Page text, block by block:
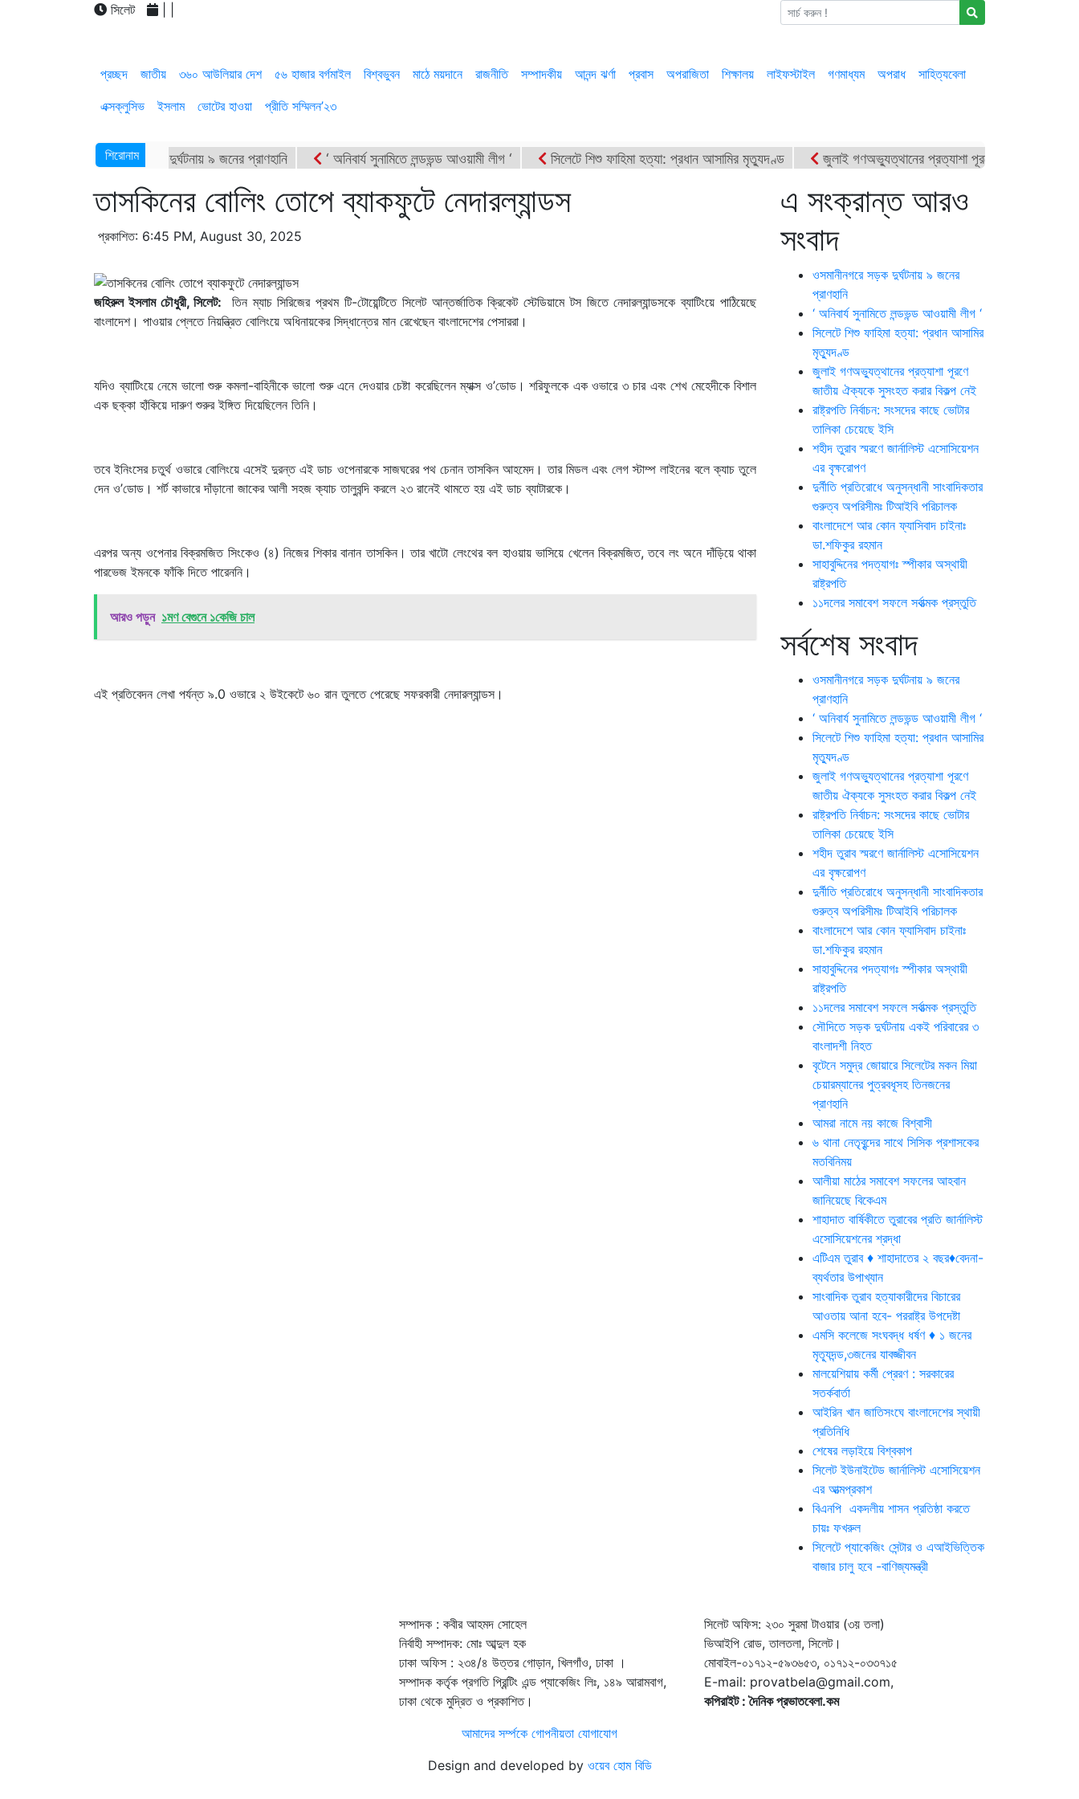
সিলেট
প্রচ্ছদ জাতীয় ৩৬০ আউলিয়ার দেশ ৫৬ হাজার বর্গমাইল বিশ্বভুবন মাঠে ময়দানে রাজনীতি সম্পাদকীয় আনন্দ ঝর্ণা প্রবাস অপরাজিতা শিক্ষালয় লাইফস্টাইল গণমাধ্যম অপরাধ
সাহিত্যবেলা
এক্সক্লুসিভ
ইসলাম ভোটের হাওয়া প্রীতি সম্মিলন’২৩
শিরোনাম
ওসমানীনগরে সড়ক দুর্ঘটনায় ৯ জনের প্রাণহানি ‘ অনিবার্য সুনামিতে লন্ডভন্ড আওয়ামী লীগ ‘ সিলেটে শিশু ফাহিমা হত্যা: প্রধান আসামির মৃত্যুদণ্ড
জুলাই গণঅভ্যুত্থানের প্রত্যাশা পূরণে জাতীয় ঐক্যকে
৬ থানা নেতৃবৃন্দের সাথে সিসিক প্রশাসকের মতবিনিময়
আলীয়া মাঠের সমাবেশ সফলের আহবান জানিয়েছে বিকেএম
সিলেটের নতুন ডিসি রেজা হাসান
সিলেটে ব্যতিক্রমধর্মী ক্যাম্পেইন বিজিবি’র সুরঞ্জিত হত্যাচেষ্টা মামলায় আরিফ-বাবর-গৌছসহ খালাস ৯ : একজনের মৃত্যুদণ্ড আজ পবিত্র আশুরা
তাসকিনের বোলিং তোপে ব্যাকফুটে নেদারল্যান্ডস
প্রকাশিত: 6:45 PM, August 30, 2025
জহিরুল ইসলাম চৌধুরী, সিলেট:
তিন ম্যাচ সিরিজের প্রথম টি-টোয়েন্টিতে সিলেট আন্তর্জাতিক ক্রিকেট স্টেডিয়ামে টস জিতে নেদারল্যান্ডসকে ব্যাটিংয়ে পাঠিয়েছে
বাংলাদেশ। পাওয়ার প্লেতে নিয়ন্ত্রিত বোলিংয়ে অধিনায়কের সিদ্ধান্তের মান রেখেছেন বাংলাদেশের পেসাররা।
যদিও ব্যাটিংয়ে নেমে ভালো শুরু কমলা-বাহিনীকে ভালো শুরু এনে দেওয়ার চেষ্টা করেছিলেন ম্যাক্স ও’ডোড। শরিফুলকে এক ওভারে ৩ চার এবং শেখ মেহেদীকে বিশাল
এক ছক্কা হাঁকিয়ে দারুণ শুরুর ইঙ্গিত দিয়েছিলেন তিনি।
তবে ইনিংসের চতুর্থ ওভারে বোলিংয়ে এসেই দুরন্ত এই ডাচ ওপেনারকে সাজঘরের পথ চেনান তাসকিন আহমেদ। তার মিডল এবং লেগ স্টাম্প লাইনের বলে ক্যাচ তুলে
দেন ও’ডোড। শর্ট কাভারে দাঁড়ানো জাকের আলী সহজ ক্যাচ তালুবন্দি করলে ২৩ রানেই থামতে হয় এই ডাচ ব্যাটারকে।
এরপর অন্য ওপেনার বিক্রমজিত সিংকেও (৪) নিজের শিকার বানান তাসকিন। তার খাটো লেংথের বল হাওয়ায় ভাসিয়ে খেলেন বিক্রমজিত, তবে লং অনে দাঁড়িয়ে থাকা
পারভেজ ইমনকে ফাঁকি দিতে পারেননি।
আরও পড়ুন ১মণ বেগুনে ১কেজি চাল
এই প্রতিবেদন লেখা পর্যন্ত ৯.0 ওভারে ২ উইকেটে ৬০ রান তুলতে পেরেছে সফরকারী নেদারল্যান্ডস।
এ সংক্রান্ত আরও
সংবাদ
ওসমানীনগরে সড়ক দুর্ঘটনায় ৯ জনের
প্রাণহানি
‘ অনিবার্য সুনামিতে লন্ডভন্ড আওয়ামী লীগ ‘
সিলেটে শিশু ফাহিমা হত্যা: প্রধান আসামির
মৃত্যুদণ্ড
জুলাই গণঅভ্যুত্থানের প্রত্যাশা পূরণে
জাতীয় ঐক্যকে সুসংহত করার বিকল্প নেই
রাষ্ট্রপতি নির্বাচন: সংসদের কাছে ভোটার
তালিকা চেয়েছে ইসি
শহীদ তুরাব স্মরণে জার্নালিস্ট এসোসিয়েশন
এর বৃক্ষরোপণ
দুর্নীতি প্রতিরোধে অনুসন্ধানী সাংবাদিকতার
গুরুত্ব অপরিসীমঃ টিআইবি পরিচালক
বাংলাদেশে আর কোন ফ্যাসিবাদ চাইনাঃ
ডা.শফিকুর রহমান
সাহাবুদ্দিনের পদত্যাগঃ স্পীকার অস্থায়ী
রাষ্ট্রপতি
১১দলের সমাবেশ সফলে সর্বাত্মক প্রস্তুতি
সর্বশেষ সংবাদ
ওসমানীনগরে সড়ক দুর্ঘটনায় ৯ জনের
প্রাণহানি
‘ অনিবার্য সুনামিতে লন্ডভন্ড আওয়ামী লীগ ‘
সিলেটে শিশু ফাহিমা হত্যা: প্রধান আসামির
মৃত্যুদণ্ড
জুলাই গণঅভ্যুত্থানের প্রত্যাশা পূরণে
জাতীয় ঐক্যকে সুসংহত করার বিকল্প নেই
রাষ্ট্রপতি নির্বাচন: সংসদের কাছে ভোটার
তালিকা চেয়েছে ইসি
শহীদ তুরাব স্মরণে জার্নালিস্ট এসোসিয়েশন
এর বৃক্ষরোপণ
দুর্নীতি প্রতিরোধে অনুসন্ধানী সাংবাদিকতার
গুরুত্ব অপরিসীমঃ টিআইবি পরিচালক
বাংলাদেশে আর কোন ফ্যাসিবাদ চাইনাঃ
ডা.শফিকুর রহমান
সাহাবুদ্দিনের পদত্যাগঃ স্পীকার অস্থায়ী
রাষ্ট্রপতি
১১দলের সমাবেশ সফলে সর্বাত্মক প্রস্তুতি
সৌদিতে সড়ক দুর্ঘটনায় একই পরিবারের ৩
বাংলাদশী নিহত
বৃটেনে সমুদ্র জোয়ারে সিলেটের মকন মিয়া
চেয়ারম্যানের পুত্রবধূসহ তিনজনের
প্রাণহানি
আমরা নামে নয় কাজে বিশ্বাসী
৬ থানা নেতৃবৃন্দের সাথে সিসিক প্রশাসকের
মতবিনিময়
আলীয়া মাঠের সমাবেশ সফলের আহবান
জানিয়েছে বিকেএম
শাহাদাত বার্ষিকীতে তুরাবের প্রতি জার্নালিস্ট
এসোসিয়েশনের শ্রদ্ধা
এটিএম তুরাব ♦ শাহাদাতের ২ বছর♦বেদনা-
ব্যর্থতার উপাখ্যান
সাংবাদিক তুরাব হত্যাকারীদের বিচারের
আওতায় আনা হবে- পররাষ্ট্র উপদেষ্টা
এমসি কলেজে সংঘবদ্ধ ধর্ষণ ♦ ১ জনের
মৃত্যূদন্ড,৩জনের যাবজ্জীবন
মালয়েশিয়ায় কর্মী প্রেরণ : সরকারের
সতর্কবার্তা
আইরিন খান জাতিসংঘে বাংলাদেশের স্থায়ী
প্রতিনিধি
শেষের লড়াইয়ে বিশ্বকাপ
সিলেট ইউনাইটেড জার্নালিস্ট এসোসিয়েশন
এর আত্মপ্রকাশ
বিএনপি একদলীয় শাসন প্রতিষ্ঠা করতে
চায়ঃ ফখরুল
সিলেটে প্যাকেজিং সেন্টার ও এআইভিত্তিক
বাজার চালু হবে -বাণিজ্যমন্ত্রী
সম্পাদক : কবীর আহমদ সোহেল
নির্বাহী সম্পাদক: মোঃ আব্দুল হক
ঢাকা অফিস : ২৩৪/৪ উত্তর গোড়ান, খিলগাঁও, ঢাকা ।
সম্পাদক কর্তৃক প্রগতি প্রিন্টিং এন্ড প্যাকেজিং লিঃ, ১৪৯ আরামবাগ,
ঢাকা থেকে মুদ্রিত ও প্রকাশিত।
সিলেট অফিস: ২৩০ সুরমা টাওয়ার (৩য় তলা)
ভিআইপি রোড, তালতলা, সিলেট।
মোবাইল-০১৭১২-৫৯৩৬৫৩, ০১৭১২-০৩৩৭১৫
E-mail: provatbela@gmail.com,
কপিরাইট : দৈনিক প্রভাতবেলা.কম
আমাদের সর্ম্পকে গোপনীয়তা যোগাযোগ
Design and developed by ওয়েব হোম বিডি